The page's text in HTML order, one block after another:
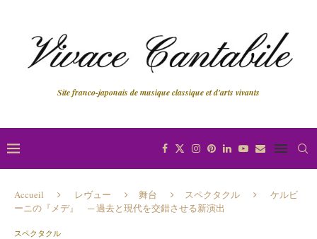
Site franco-japonais de musique classique et d'arts vivants
Accueil レヴュー 舞台 スペクタクル
ケルビ
ーニの『メデ』 ─ 過去と現代を交錯させる新演出
スペクタクル